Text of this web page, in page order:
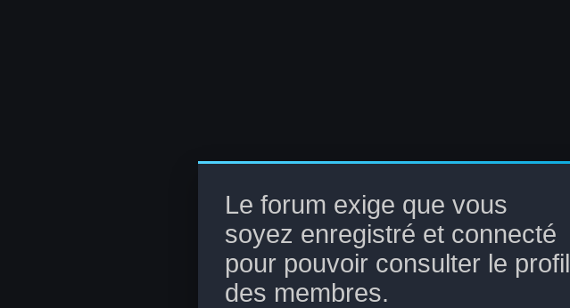
Le forum exige que vous
soyez enregistré et connecté
pour pouvoir consulter le profil
des membres.